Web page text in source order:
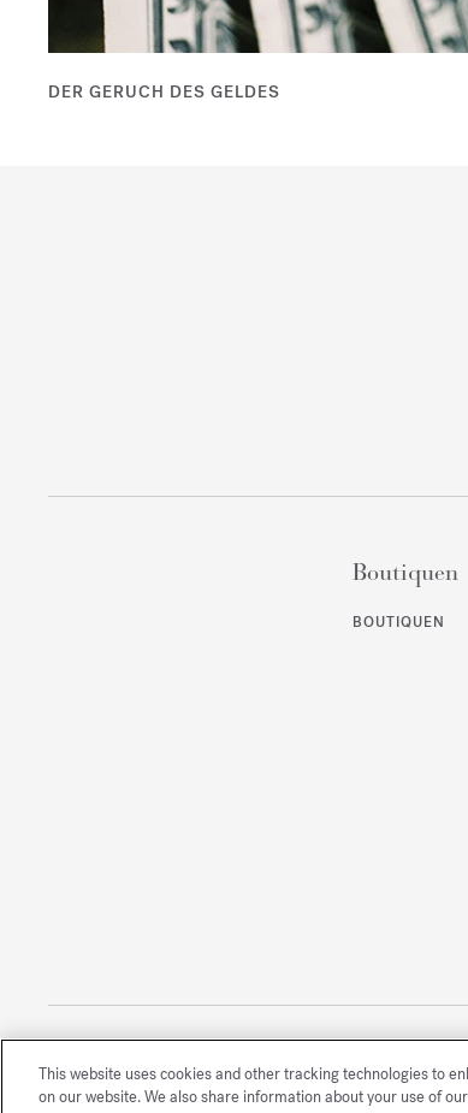
DER GERUCH DES GELDES
Boutiquen
BOUTIQUEN
Alle Rechte vorbehalten
This website uses cookies and other tracking technologies to
on our website. We also share information about your use of